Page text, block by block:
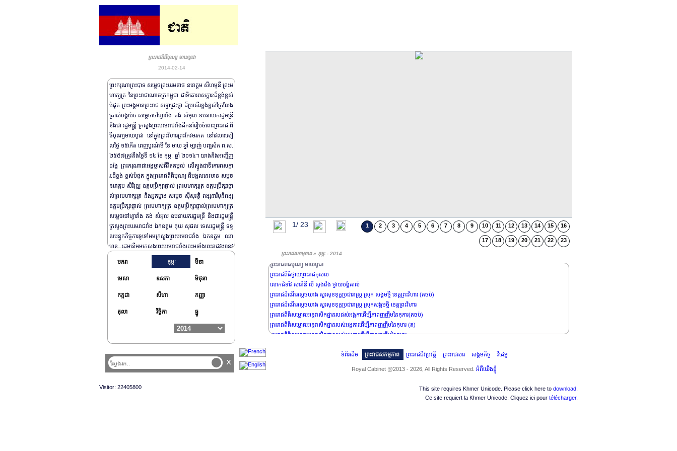
ព្រះរាជពិធីបុណ្យ មាឃបូជា
2014-02-14
ព្រះករុណាព្រះបាទ សម្តេចព្រះបរមនាថ នរោត្តម សីហមុនី ព្រះម
ហាក្សត្រ នៃព្រះរាជាណាចក្រកម្ពុជា ជាទីគោរពសក្ការ:ដ៏ខ្ពង់ខ្ពស់
បំផុត ព្រះអង្គមានព្រះរាជ សទ្ធាជ្រះថ្លា ដ៏ប្រសើរខ្ពង់ខ្ពស់ក្រៃលែង
ត្រាស់បង្គាប់ឲ សម្តេចចៅហ្វាវាំង គង់ សំអុល ឧបនាយករដ្ឋមន្រី
និងជា រដ្ឋមន្រ្តី ក្រសួងព្រះបរមរាជវាំងដឹកនាំរៀបចំពោះព្រះរាជ ពិ
ធីបុណ្យមាឃបូជា នៅក្នុងព្រះវិហារព្រះកែវមរកត នៅវេលារសៀ
លថ្ងៃ ១៥កើត ពេញបូរណ៌មី ខែ មាឃ ឆ្នាំ ម្សាញ់ បញ្ជស័ក ព.ស.
២៥៥៧ត្រូវនឹងថ្ងៃទី ១៤ ខែ កុម្ភ: ឆ្នាំ ២០១៤។ យាងនិងអញ្ជើញ
ដង្ហែ ព្រះករុណាជាអង្គម្ចាស់ជីវិតតម្កល់ លើត្បូងជាទីគោរពសក្កា
រ:ដ៏ខ្ពង់ ខ្ពស់បំផុត ក្នុងព្រះរាជពិធីបុណ្យ ដ៏មង្គលនេះមាន សម្តច
នរោត្តម សិរិវុឌ្ឍ ឧត្តមប្រឹក្សាផ្ទាល់ ព្រះមហាក្សត្រ ឧត្តមប្រឹក្សាផ្ទា
ល់ព្រះមហាក្សត្រ និងអ្នកម្នាង សម្តេច ស៊ីសុវត្ថិ ពង្សនារីមុនីពង្ស
ឧត្តមប្រឹក្សាផ្ទាល់ ព្រះមហាក្សត្រ ឧត្តមប្រឹក្សាផ្ទាល់ព្រះមហាក្សត្រ
សម្តេចចៅហ្វាវាំង គង់ សំអុល ឧបនាយករដ្ឋមន្រី និងជារដ្ឋមន្រ្តី
ក្រសួងព្រះបរមរាជវាំង ឯកឧត្តម គុយ សុផល ទេសរដ្ឋមន្រ្តី ទទួ
លបន្ទុកកិច្ចការទូទៅអមក្រសួងព្រះបរមរាជវាំង ឯកឧត្តម ឈា
ហន រដ្ឋមន្រ្តីអមក្រសួងព្រះបរមរាជវាំងព្រះមទាំងព្រះរាជវង្សានុវ
ង្សនិងនាហ្មឺនសព្វមុខមន្ត្រី ព្រះបរមរាជវាំងយ៉ាងច្រើនកុះករ។
មករា
កុម្ភៈ មីនា
មេសា ឧសភា មិថុនា
កក្កដា សីហា កញ្ញា
តុលា វិច្ឆិកា ធ្នូ
1/ 23 1 2 3 4 5 6 7 8 9 10 11 12 13 14 15 16
17 18 19 20 21 22 23
ព្រះរាជសកម្មភាព » កុម្ភៈ - 2014
ព្រះរាជដំណើរសេ្តចយាងទៅកាន់សាធារណរដ្ឋប្រជាមានិតចិន
លោកវេជ្ជបណ្ឌិត កែវ សាន ថ្វាយបង្គំគាល់
ព្រះរាជពិធីប្រោសព្រះរាជទាន ព្រះពរជ័យ
ព្រះរាជពិធីបុណ្យ មាឃបូជា
ព្រះរាជពិធីថ្វាយព្រះរាជកុសល
លោកជំទាំវ សារ៉ានី លី សុងវ៉េង ថ្វាយបង្គំគាល់
ព្រះរាជដំណើរសេ្តចយាង សួរសុខទុក្ខប្រជារាស្រ្ត ស្រុក សង្គមថ្មី ខេត្តព្រះវិហារ (តចប់)
ព្រះរាជដំណើរសេ្តចយាង សួរសុខទុក្ខប្រជារាស្រ្ត ស្រុកសង្គមថ្មី ខេត្តព្រះវិហារ
ព្រះរាជពិធីសម្ពោធអន្តេវាសិកដ្ឋានរបដស់អង្គកាដើម្បីភាពញញឹមនៃកុការ(តចប់)
ព្រះរាជពិធីសម្ពោធអន្តេវាសិកដ្ឋានរបស់អង្គការដើម្បីភាពញញឹមនៃកុមារ (ត)
ព្រះរាជពិធីសម្ពោធអន្តេវាសិកដ្ឋានរបស់អង្គការដើម្បីភាពញញឹមនៃកុមារ
x
ទំព័រដើម ព្រះរាជសកម្មភាព ព្រះរាជជីវប្រវត្តិ ព្រះរាជសារ សង្គមកិច្ច វីដេអូ
Royal Cabinet @2013 - 2026, All Rights Reserved. អំពីយើងខ្ញុំ
Visitor: 22405800 This site requires Khmer Unicode. Please click here to download
Ce site requiert la Khmer Unicode. Cliquez ici pour télécharger.